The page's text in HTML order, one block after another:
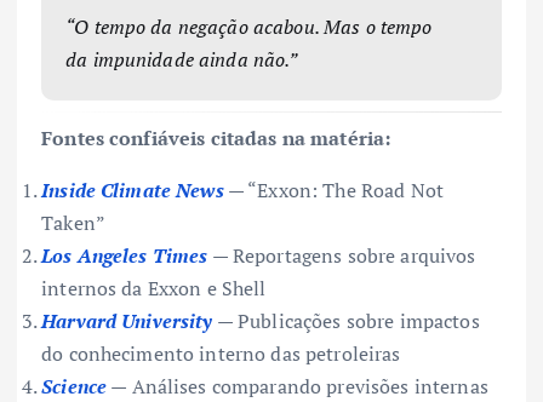
“O tempo da negação acabou. Mas o tempo
da impunidade ainda não.”
Fontes confiáveis citadas na matéria:
Inside Climate News— “Exxon: The Road Not
Taken”
Los Angeles Times — Reportagens sobre arquivos
internos da Exxon e Shell
Harvard University — Publicações sobre impactos
do conhecimento interno das petroleiras
Science— Análises comparando previsões internas